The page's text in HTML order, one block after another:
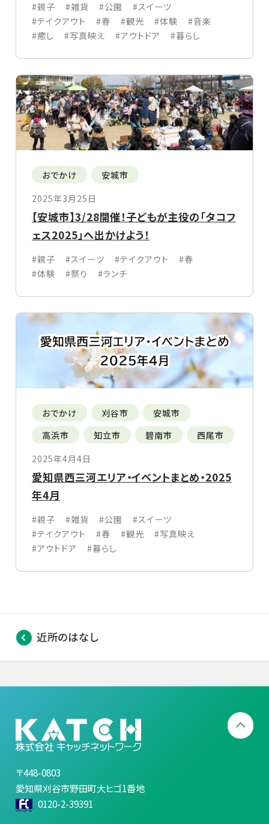
#親子 #雑貨 #公園
#スイーツ
#テイクアウト
#春 #観光 #体験
#音楽
#癒し
#写真映え #アウトドア #暮らし
おでかけ
安城市
2025年3月25日
【安城市】3/28開催！子どもが主役の「タコフ
ェス2025」へ出かけよう！
#親子 #スイーツ #テイクアウト
#春
#体験
#祭り #ランチ
おでかけ 刈谷市
安城市
高浜市
知立市 碧南市
西尾市
2025年4月4日
愛知県西三河エリア・イベントまとめ・2025
年4月
#親子 #雑貨 #公園
#スイーツ
#テイクアウト
#春 #観光
#写真映え
#アウトドア
#暮らし
近所のはなし
〒448-0803
愛知県刈谷市野田町大ヒゴ1番地
0120-2-39391